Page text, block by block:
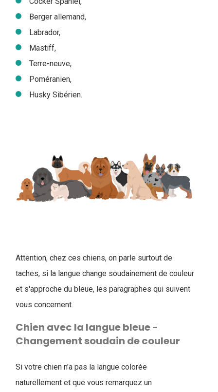
Berger allemand,
Labrador,
Mastiff,
Terre-neuve,
Poméranien,
Husky Sibérien.
Attention, chez ces chiens, on parle surtout de
taches, si la langue change soudainement de couleur
et s'approche du bleue, les paragraphes qui suivent
vous concernent.
Chien avec la langue bleue -
Changement soudain de couleur
Si votre chien n'a pas la langue colorée
naturellement et que vous remarquez un